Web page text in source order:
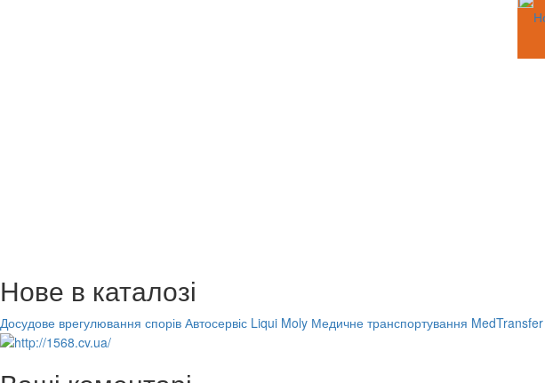
Нове в каталозі
Досудове врегулювання спорів Автосервіс Liqui Moly Медичне транспортування MedTransfer